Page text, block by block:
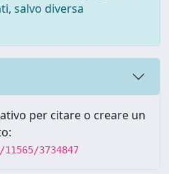
salvo diversa
per citare o creare un
3734847